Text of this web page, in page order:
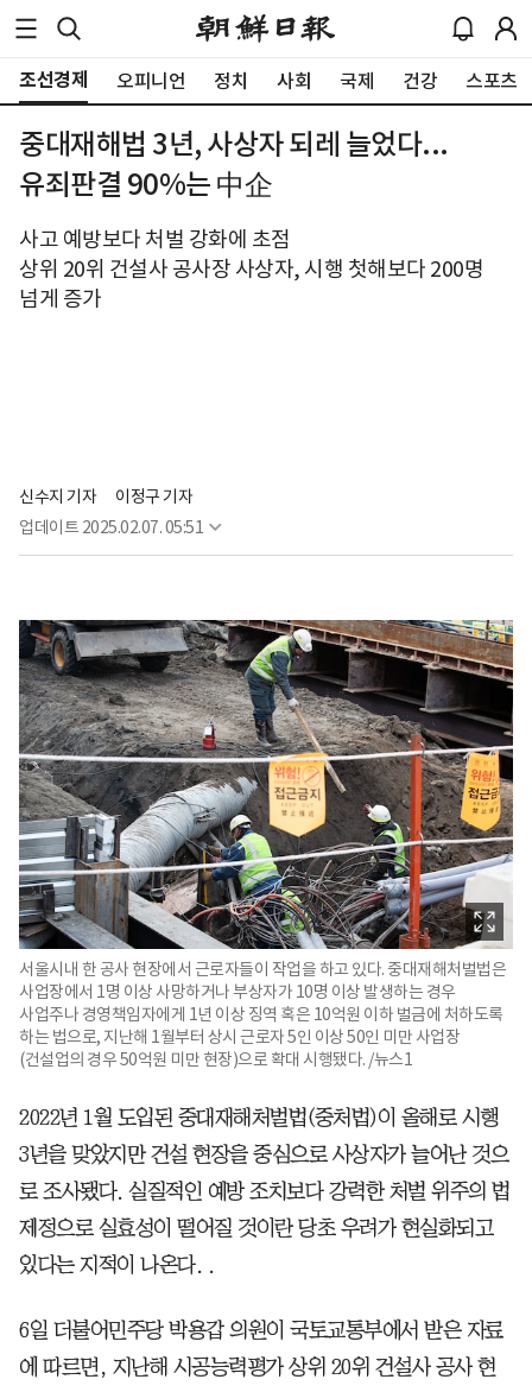
조선경제 오피니언 정치 사회 국제 건강 스포츠
중대재해법 3년, 사상자 되레 늘었다...
유죄판결 90%는 中企
사고 예방보다 처벌 강화에 초점
상위 20위 건설사 공사장 사상자, 시행 첫해보다 200명
넘게 증가
신수지 기자
이정구 기자
업데이트 2025.02.07. 05:51
서울시내 한 공사 현장에서 근로자들이 작업을 하고 있다. 중대재해처벌법은
사업장에서 1명 이상 사망하거나 부상자가 10명 이상 발생하는 경우
사업주나 경영책임자에게 1년 이상 징역 혹은 10억원 이하 벌금에 처하도록
하는 법으로, 지난해 1월부터 상시 근로자 5인 이상 50인 미만 사업장
(건설업의 경우 50억원 미만 현장)으로 확대 시행됐다. /뉴스1
2022년 1월 도입된 중대재해처벌법(중처법)이 올해로 시행
3년을 맞았지만 건설 현장을 중심으로 사상자가 늘어난 것으
로 조사됐다. 실질적인 예방 조치보다 강력한 처벌 위주의 법
제정으로 실효성이 떨어질 것이란 당초 우려가 현실화되고
있다는 지적이 나온다. .
6일 더불어민주당 박용갑 의원이 국토교통부에서 받은 자료
에 따르면, 지난해 시공능력평가 상위 20위 건설사 공사 현